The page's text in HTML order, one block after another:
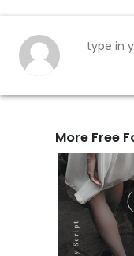
More Free